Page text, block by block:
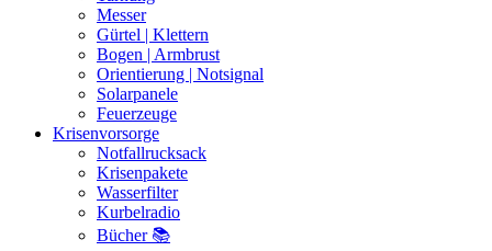
Messer
Gürtel | Klettern
Bogen | Armbrust
Orientierung | Notsignal
Solarpanele
Feuerzeuge
Krisenvorsorge
Notfallrucksack
Krisenpakete
Wasserfilter
Kurbelradio
Bücher 📚